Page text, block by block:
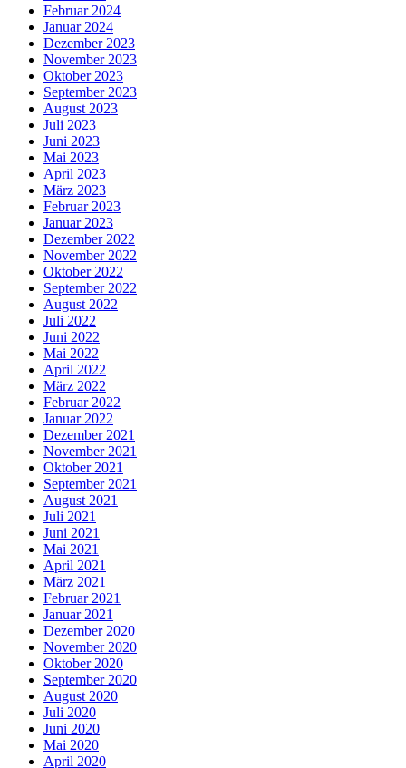
Februar 2024
Januar 2024
Dezember 2023
November 2023
Oktober 2023
September 2023
August 2023
Juli 2023
Juni 2023
Mai 2023
April 2023
März 2023
Februar 2023
Januar 2023
Dezember 2022
November 2022
Oktober 2022
September 2022
August 2022
Juli 2022
Juni 2022
Mai 2022
April 2022
März 2022
Februar 2022
Januar 2022
Dezember 2021
November 2021
Oktober 2021
September 2021
August 2021
Juli 2021
Juni 2021
Mai 2021
April 2021
März 2021
Februar 2021
Januar 2021
Dezember 2020
November 2020
Oktober 2020
September 2020
August 2020
Juli 2020
Juni 2020
Mai 2020
April 2020